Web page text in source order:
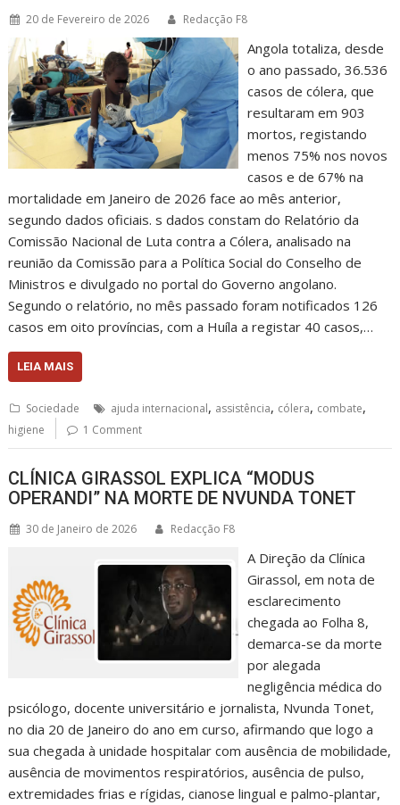
20 de Fevereiro de 2026 Redacção F8
Angola totaliza, desde
o ano passado, 36.536
casos de cólera, que
resultaram em 903
mortos, registando
menos 75% nos novos
casos e de 67% na
mortalidade em Janeiro de 2026 face ao mês anterior,
segundo dados oficiais. s dados constam do Relatório da
Comissão Nacional de Luta contra a Cólera, analisado na
reunião da Comissão para a Política Social do Conselho de
Ministros e divulgado no portal do Governo angolano.
Segundo o relatório, no mês passado foram notificados 126
casos em oito províncias, com a Huíla a registar 40 casos,…
LEIA MAIS
Sociedade ajuda internacional, assistência, cólera, combate,
higiene 1 Comment
CLÍNICA GIRASSOL EXPLICA “MODUS
OPERANDI” NA MORTE DE NVUNDA TONET
30 de Janeiro de 2026 Redacção F8
A Direção da Clínica
Girassol, em nota de
esclarecimento
chegada ao Folha 8,
demarca-se da morte
por alegada
negligência médica do
psicólogo, docente universitário e jornalista, Nvunda Tonet,
no dia 20 de Janeiro do ano em curso, afirmando que logo a
sua chegada à unidade hospitalar com ausência de mobilidade,
ausência de movimentos respiratórios, ausência de pulso,
extremidades frias e rígidas, cianose lingual e palmo-plantar,